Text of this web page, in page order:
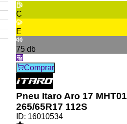
C
E
75 db
Comprar
Pneu Itaro Aro 17 MHT01
265/65R17 112S
ID: 16010534